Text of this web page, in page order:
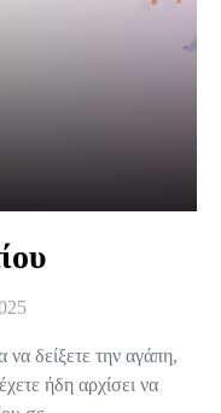
να δείξετε την αγάπη,
ήδη αρχίσει να